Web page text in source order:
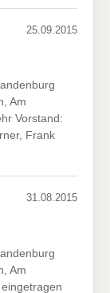
25.09.2015
Am
Vorstand:
Frank
31.08.2015
Am